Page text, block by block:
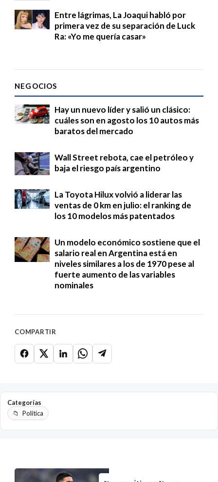
Entre lágrimas, La Joaqui habló por
primera vez de su separación de Luck
Ra: «Yo me quería casar»
NEGOCIOS
Hay un nuevo líder y salió un clásico:
cuáles son en agosto los 10 autos más
baratos del mercado
Wall Street rebota, cae el petróleo y
baja el riesgo país argentino
La Toyota Hilux volvió a liderar las
ventas de 0 km en julio: el ranking de
los 10 modelos más patentados
Un modelo económico sostiene que el
salario real en Argentina está en
niveles similares a los de 1970 pese al
fuerte aumento de las variables
nominales
COMPARTIR
Categorías
Política